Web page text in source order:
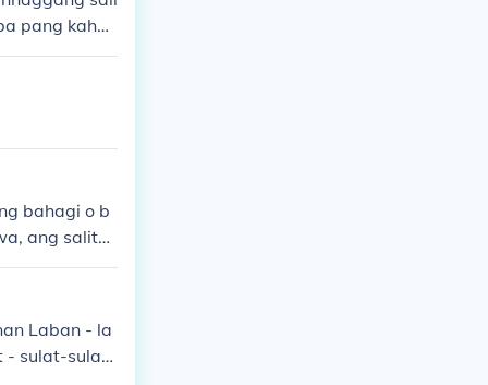
pang kahul
bahagi o b
ang salita
Sa Fili
araw na us
- sulat-sulat